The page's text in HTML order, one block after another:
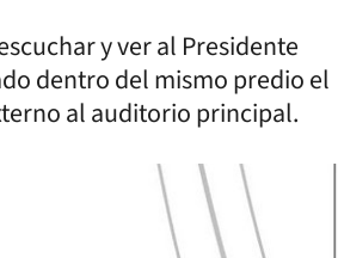
y ver al Presidente
dentro del mismo predio el
al auditorio principal.